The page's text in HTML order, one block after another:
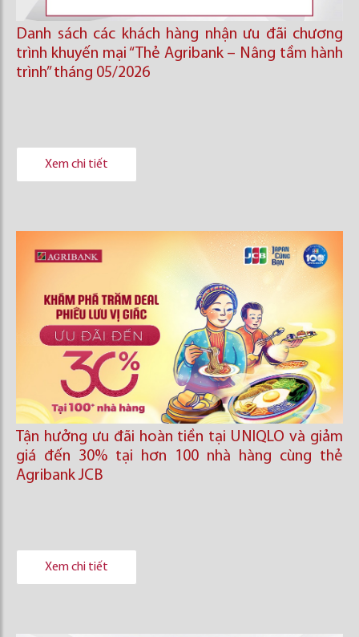
Danh sách các khách hàng nhận ưu đãi chương
trình khuyến mại “Thẻ Agribank – Nâng tầm hành
trình” tháng 05/2026
Xem chi tiết
Tận hưởng ưu đãi hoàn tiền tại UNIQLO và giảm
giá đến 30% tại hơn 100 nhà hàng cùng thẻ
Agribank JCB
Xem chi tiết